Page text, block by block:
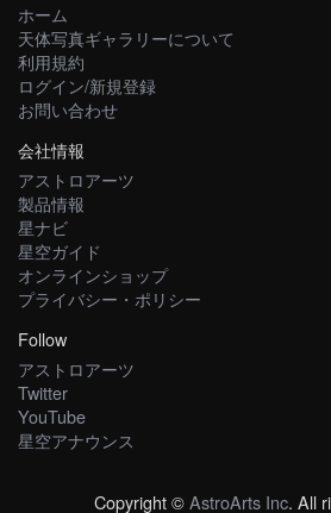
ホーム
天体写真ギャラリーについて
利用規約
ログイン/新規登録
お問い合わせ
会社情報
アストロアーツ
製品情報
星ナビ
星空ガイド
オンラインショップ
プライバシー・ポリシー
Follow
アストロアーツ
Twitter
YouTube
星空アナウンス
Copyright ©AstroArts Inc. All